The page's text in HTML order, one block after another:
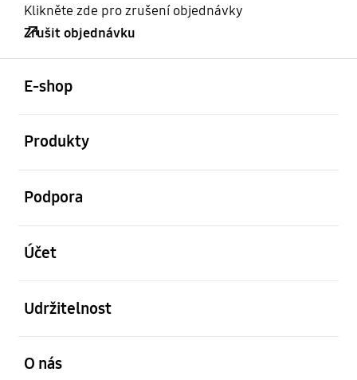
Klikněte zde pro zrušení objednávky
Zrušit objednávku
E-shop
Produkty
Podpora
Účet
Udržitelnost
O nás